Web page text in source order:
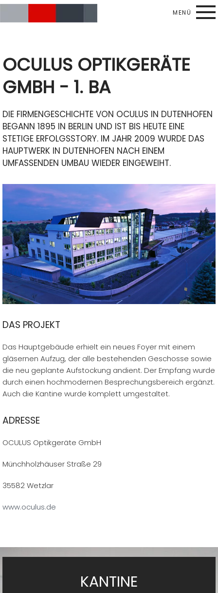
MENÜ
OCULUS OPTIKGERÄTE
GMBH - 1. BA
DIE FIRMENGESCHICHTE VON OCULUS IN DUTENHOFEN
BEGANN 1895 IN BERLIN UND IST BIS HEUTE EINE
STETIGE ERFOLGSSTORY. IM JAHR 2009 WURDE DAS
HAUPTWERK IN DUTENHOFEN NACH EINEM
UMFASSENDEN UMBAU WIEDER EINGEWEIHT.
DAS PROJEKT
Das Hauptgebäude erhielt ein neues Foyer mit einem
gläsernen Aufzug, der alle bestehenden Geschosse sowie
die neu geplante Aufstockung andient. Der Empfang wurde
durch einen hochmodernen Besprechungsbereich ergänzt.
Auch die Kantine wurde komplett umgestaltet.
ADRESSE
OCULUS Optikgeräte GmbH
Münchholzhäuser Straße 29
35582 Wetzlar
www.oculus.de
KANTINE